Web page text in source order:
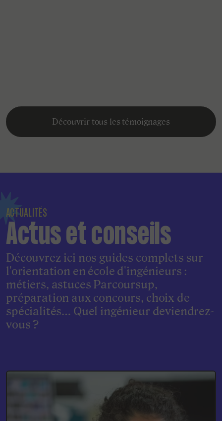
Découvrir tous les témoignages
ACTUALITÉS
Actus et conseils
Découvrez ici nos guides complets sur
l'orientation en école d'ingénieurs :
métiers, astuces Parcoursup,
préparation aux concours, choix de
spécialités… Quel ingénieur deviendrez-
vous ?